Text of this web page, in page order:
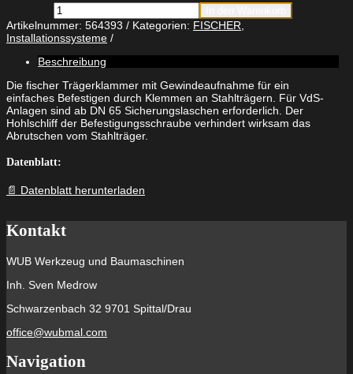
fischer
Trägerklammer
TKL
M10
feuerverzinkt
Menge
Artikelnummer: 564393 Kategorien: FISCHER
Installationssysteme
Beschreibung
Die fischer Trägerklammer mit Gewindeaufnahme für ein
einfaches Befestigen durch Klemmen an Stahlträgern. Für VdS-
Anlagen sind ab DN 65 Sicherungslaschen erforderlich. Der
Hohlschliff der Befestigungsschraube verhindert wirksam das
Abrutschen vom Stahlträger.
Datenblatt:
📄 Datenblatt herunterladen
Kontakt
WUB Werkzeug und Baumaschinen
Inh. Sven Medrow
Schwarzenbach 32 9701 Spittal/Drau
office@wubmal.com
Navigation